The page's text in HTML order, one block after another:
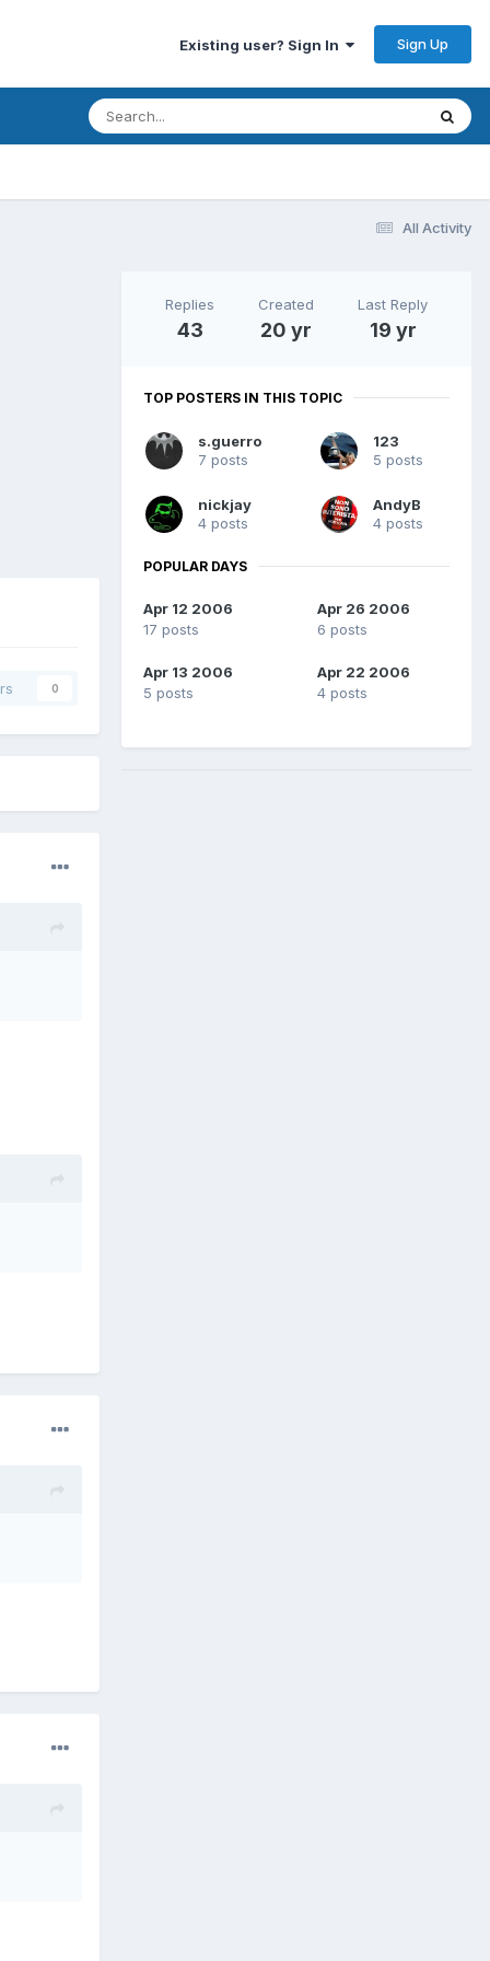
Existing user? Sign In Sign Up
All Activity
0
Replies
43
Created
20 yr
Last Reply
19 yr
TOP POSTERS IN THIS TOPIC
s.guerro
7 posts
123
5 posts
nickjay
4 posts
AndyB
4 posts
POPULAR DAYS
Apr 12 2006
17 posts
Apr 26 2006
6 posts
Apr 13 2006
5 posts
Apr 22 2006
4 posts